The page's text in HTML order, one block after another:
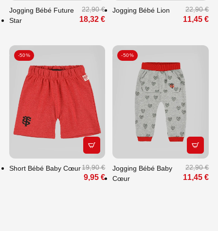
Jogging Bébé Future
Star
22,90 €
18,32 €
Jogging Bébé Lion 22,90 €
11,45 €
APERÇU RAPIDE
-50%
Short Bébé Baby Cœur19,90 €
9,95 €
-50%
Jogging Bébé Baby
Cœur
22,90 €
11,45 €